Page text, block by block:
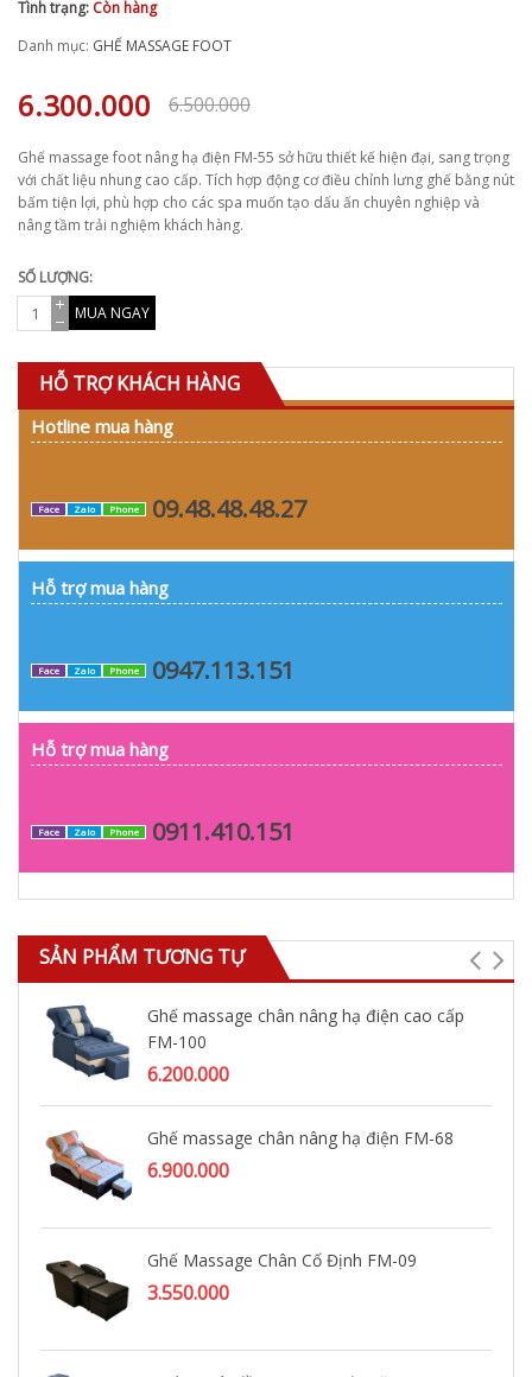
Tình trạng: Còn hàng
Danh mục: GHẾ MASSAGE FOOT
6.500.000
6.300.000
Ghế massage foot nâng hạ điện FM-55 sở hữu thiết kế hiện đại, sang trọng
với chất liệu nhung cao cấp. Tích hợp động cơ điều chỉnh lưng ghế bằng nút
bấm tiện lợi, phù hợp cho các spa muốn tạo dấu ấn chuyên nghiệp và
nâng tầm trải nghiệm khách hàng.
SỐ LƯỢNG:
MUA NGAY
HỖ TRỢ KHÁCH HÀNG
Hotline mua hàng
Face Zalo Phone 09.48.48.48.27
Hỗ trợ mua hàng
Face Zalo Phone 0947.113.151
Hỗ trợ mua hàng
Face Zalo Phone 0911.410.151
SẢN PHẨM TƯƠNG TỰ
Ghế massage chân nâng hạ điện cao cấp
FM-100
6.200.000
Ghế massage chân nâng hạ điện FM-68
6.900.000
Ghế Massage Chân Cố Định FM-09
3.550.000